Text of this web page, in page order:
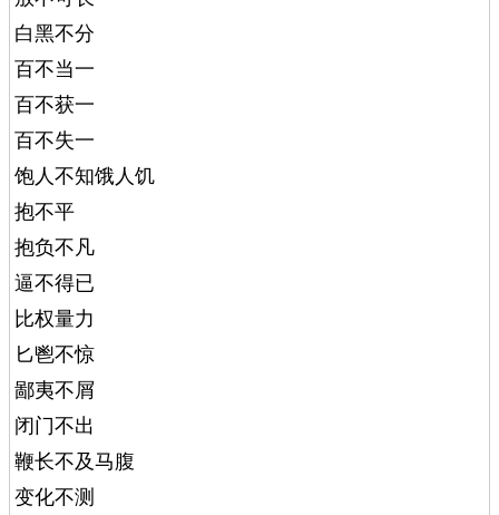
白黑不分
百不当一
百不获一
百不失一
饱人不知饿人饥
抱不平
抱负不凡
逼不得已
比权量力
匕鬯不惊
鄙夷不屑
闭门不出
鞭长不及马腹
变化不测